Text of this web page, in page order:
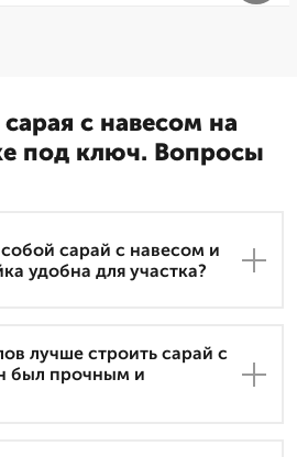
с навесом на
под ключ. Вопросы
сарай с навесом и
удобна для участка?
лучше строить сарай с
был прочным и